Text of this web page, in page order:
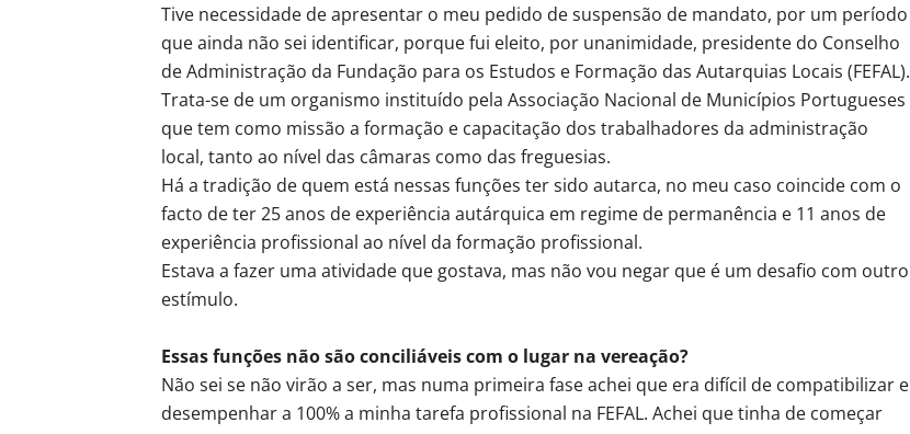
Tive necessidade de apresentar o meu pedido de suspensão de mandato, por um período
que ainda não sei identificar, porque fui eleito, por unanimidade, presidente do Conselho
de Administração da Fundação para os Estudos e Formação das Autarquias Locais (FEFAL).
Trata-se de um organismo instituído pela Associação Nacional de Municípios Portugueses
que tem como missão a formação e capacitação dos trabalhadores da administração
local, tanto ao nível das câmaras como das freguesias.
Há a tradição de quem está nessas funções ter sido autarca, no meu caso coincide com o
facto de ter 25 anos de experiência autárquica em regime de permanência e 11 anos de
experiência profissional ao nível da formação profissional.
Estava a fazer uma atividade que gostava, mas não vou negar que é um desafio com outro
estímulo.
Essas funções não são conciliáveis com o lugar na vereação?
Não sei se não virão a ser, mas numa primeira fase achei que era difícil de compatibilizar e
desempenhar a 100% a minha tarefa profissional na FEFAL. Achei que tinha de começar